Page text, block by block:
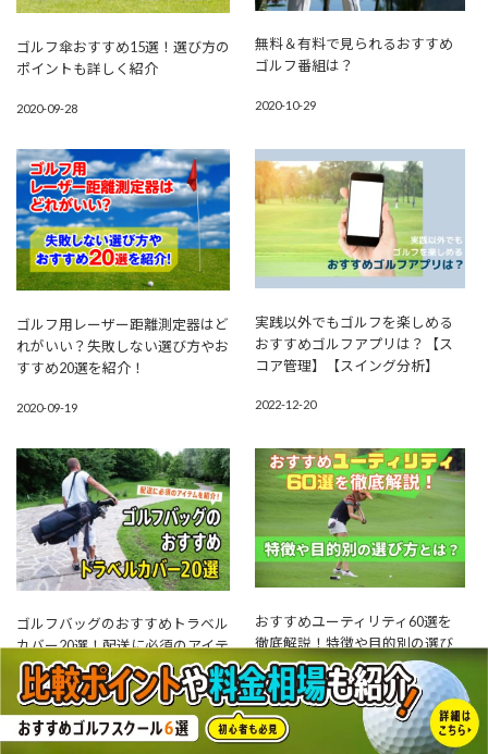
ゴルフ傘おすすめ15選！選び方の
ポイントも詳しく紹介
2020-09-28
無料＆有料で見られるおすすめ
ゴルフ番組は？
2020-10-29
ゴルフ用レーザー距離測定器はど
れがいい？失敗しない選び方やお
すすめ20選を紹介！
2020-09-19
実践以外でもゴルフを楽しめる
おすすめゴルフアプリは？【ス
コア管理】【スイング分析】
2022-12-20
ゴルフバッグのおすすめトラベル
カバー20選！配送に必須のアイテ
ムを紹介！
2021-08-15
おすすめユーティリティ60選を
徹底解説！特徴や目的別の選び
方とは？
2020-12-01